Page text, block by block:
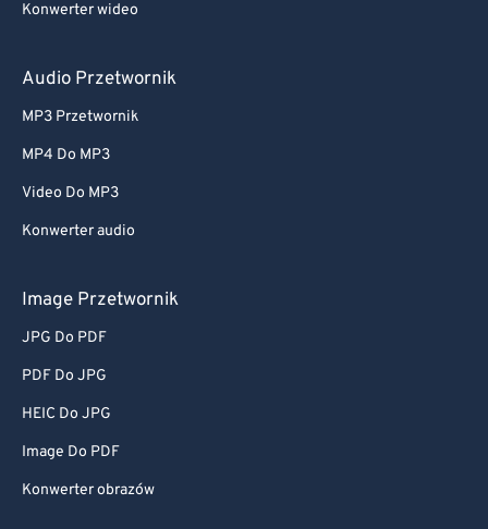
Konwerter wideo
Audio Przetwornik
MP3 Przetwornik
MP4 Do MP3
Video Do MP3
Konwerter audio
Image Przetwornik
JPG Do PDF
PDF Do JPG
HEIC Do JPG
Image Do PDF
Konwerter obrazów